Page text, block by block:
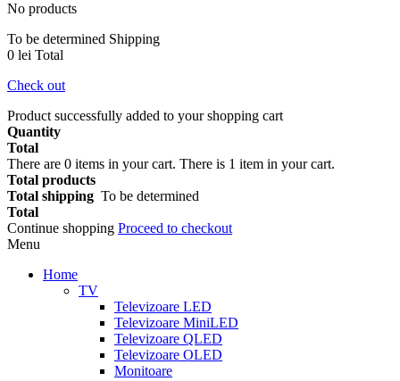
No products
To be determined Shipping
0 lei Total
Check out
Product successfully added to your shopping cart
Quantity
Total
There are 0 items in your cart. There is 1 item in your cart.
Total products
Total shipping To be determined
Total
Continue shopping Proceed to checkout
Menu
Home
TV
Televizoare LED
Televizoare MiniLED
Televizoare QLED
Televizoare OLED
Monitoare